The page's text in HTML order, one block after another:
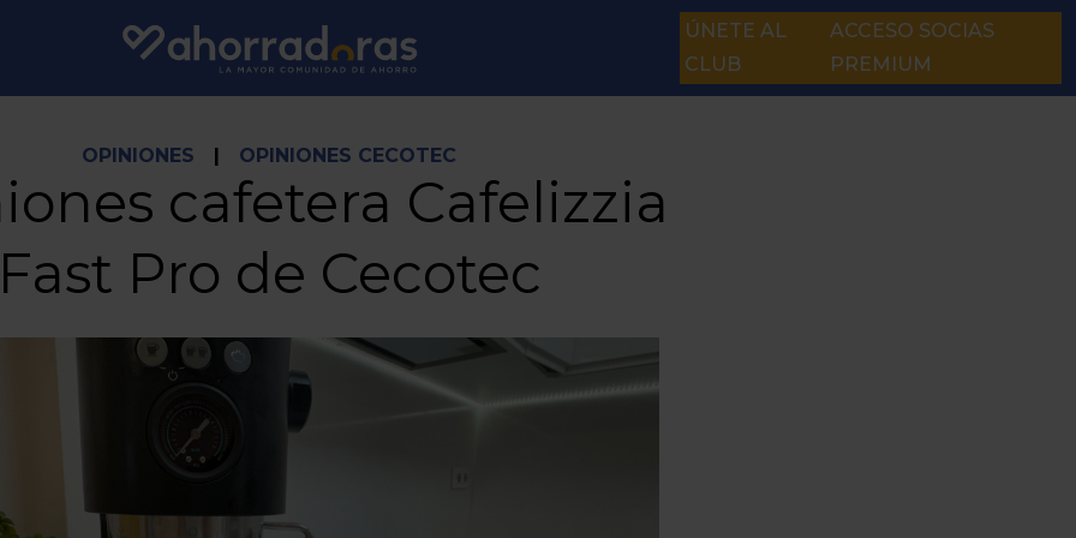
ÚNETE AL
CLUB
ACCESO SOCIAS
PREMIUM
OPINIONES | OPINIONES CECOTEC
cafetera Cafelizzia
Pro de Cecotec